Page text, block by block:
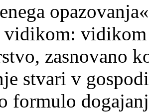
vidikom: vidikom
zasnovano
stvari v
formulo